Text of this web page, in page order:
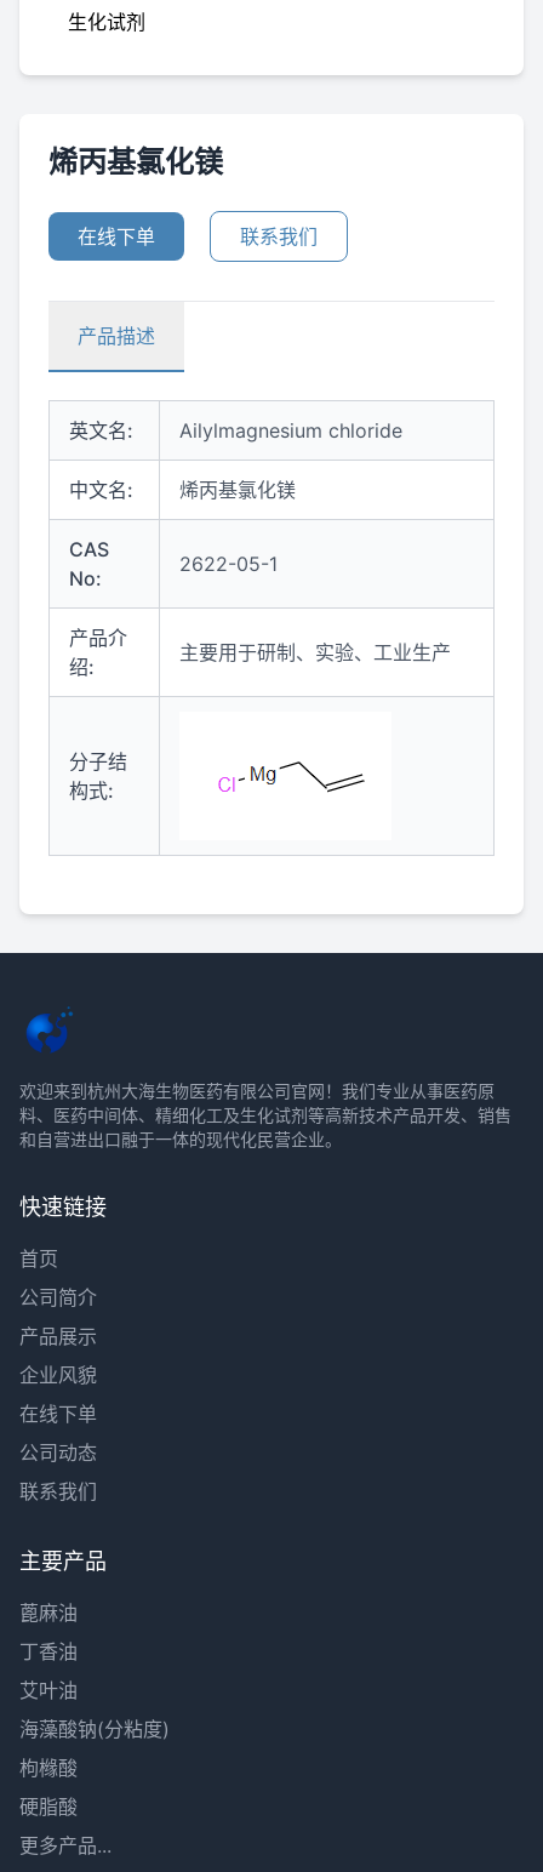
生化试剂
烯丙基氯化镁
在线下单 联系我们
产品描述
英文名: Ailylmagnesium chloride
中文名: 烯丙基氯化镁
CAS
No:
2622-05-1
产品介
绍:
主要用于研制、实验、工业生产‌
分子结
构式:
欢迎来到杭州大海生物医药有限公司官网！我们专业从事医药原
料、医药中间体、精细化工及生化试剂等高新技术产品开发、销售
和自营进出口融于一体的现代化民营企业。
快速链接
首页
公司简介
产品展示
企业风貌
在线下单
公司动态
联系我们
主要产品
蓖麻油
丁香油
艾叶油
海藻酸钠(分粘度)
枸橼酸
硬脂酸
更多产品...